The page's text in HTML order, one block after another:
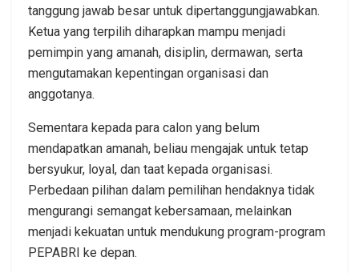
tanggung jawab besar untuk dipertanggungjawabkan.
Ketua yang terpilih diharapkan mampu menjadi
pemimpin yang amanah, disiplin, dermawan, serta
mengutamakan kepentingan organisasi dan
anggotanya.
Sementara kepada para calon yang belum
mendapatkan amanah, beliau mengajak untuk tetap
bersyukur, loyal, dan taat kepada organisasi.
Perbedaan pilihan dalam pemilihan hendaknya tidak
mengurangi semangat kebersamaan, melainkan
menjadi kekuatan untuk mendukung program-program
PEPABRI ke depan.